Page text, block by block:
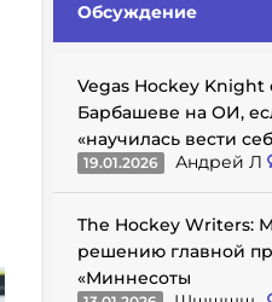
Обсуждение
Vegas Hockey
Барбашеве на ОИ,
«научилась вести
19.01.2026 Андрей Л
The Hockey Writers:
решению главной
«Миннесоты